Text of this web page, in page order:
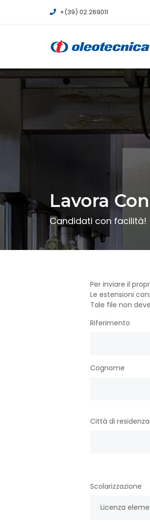
+(39) 02.269011
Lavora
Candidati con facilità!
Per inviare il
Le estensioni
Tale file non
Riferimento
Cognome
Città di residenza
Scolarizzazione
Licenza